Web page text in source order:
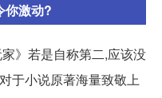
你激动?
》若是自称第二,应该没
于小说原著海量致敬上